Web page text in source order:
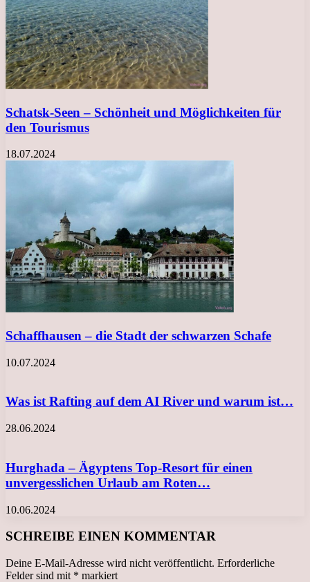
Schatsk-Seen – Schönheit und Möglichkeiten für
den Tourismus
18.07.2024
Schaffhausen – die Stadt der schwarzen Schafe
10.07.2024
Was ist Rafting auf dem AI River und warum ist…
28.06.2024
Hurghada – Ägyptens Top-Resort für einen
unvergesslichen Urlaub am Roten…
10.06.2024
SCHREIBE EINEN KOMMENTAR
Deine E-Mail-Adresse wird nicht veröffentlicht. Erforderliche
Felder sind mit * markiert